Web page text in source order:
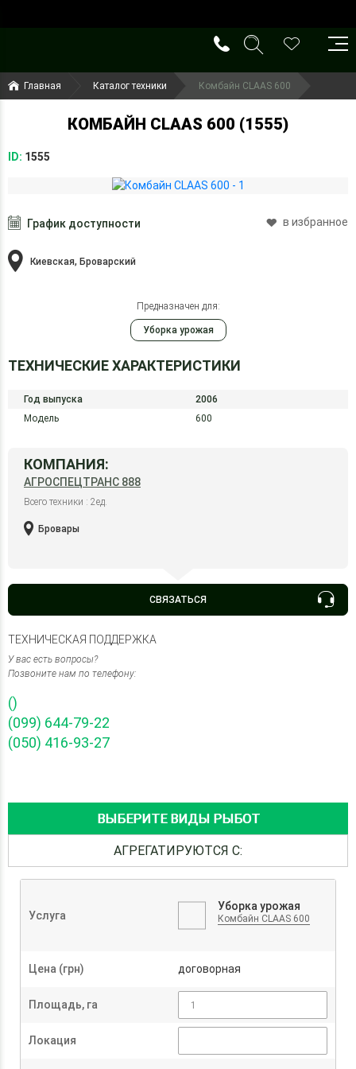
(099) 644-79-22
(050) 416-93-27
Главная Каталог техники Комбайн CLAAS 600
КОМБАЙН CLAAS 600 (1555)
ID: 1555
График доступности в избранное
Киевская, Броварский
Предназначен для:
Уборка урожая
ТЕХНИЧЕСКИЕ ХАРАКТЕРИСТИКИ
Год выпуска
2006
Модель
600
КОМПАНИЯ:
АГРОСПЕЦТРАНС 888
Всего техники : 2ед.
Бровары
СВЯЗАТЬСЯ
ТЕХНИЧЕСКАЯ ПОДДЕРЖКА
У вас есть вопросы?
Позвоните нам по телефону:
()
(099) 644-79-22
(050) 416-93-27
ВЫБЕРИТЕ ВИДЫ РЫБОТ
АГРЕГАТИРУЮТСЯ С:
Услуга
Уборка урожая
Комбайн CLAAS 600
Цена (грн) договорная
Площадь, га
Локация